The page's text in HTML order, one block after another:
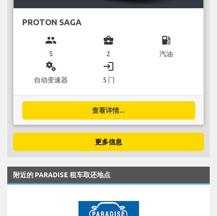
PROTON SAGA
group
5
business_center
2
local_gas_station
汽油
miscellaneous_services
自动变速器
login
5 门
查看详情...
更多信息
附近的 PARADISE 租车取还地点